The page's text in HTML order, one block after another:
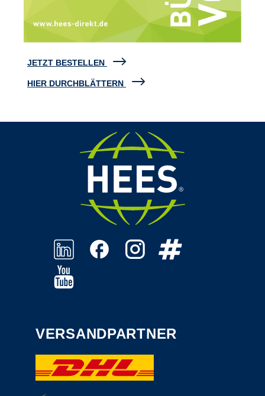
JETZT BESTELLEN
HIER DURCHBLÄTTERN
VERSANDPARTNER